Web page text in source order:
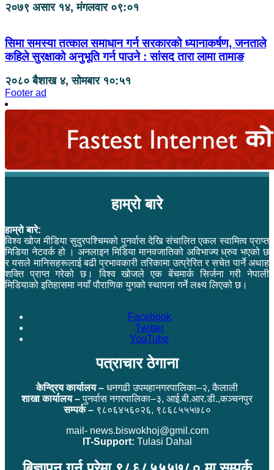
२०७९ असार १४, मंगलवार ०९:०१
सिमा समस्या तत्काल समाधान गर्न सरकारको ध्यानाकर्षण, जनताले
कहिले सुरक्षाको अनुभूति गर्न पाउने : सांसद तारा लामा तामाङ
२०८० बैशाख ४, सोमबार १०:५१
Footer ad
हाम्रो बारे
हाम्रो बारे:
विश्व खोज मीडिया सुदुरपश्चिमको पुनर्वास देखि संचालित एकल स्वामित्व प्राप्त
मिडिया नेटवर्क हो । अनलाइन मिडिया मानवजातिको अविभाज्य ध्रुव भएको छ
र यसले मानिसहरूलाई बढी प्रभावकारी तरिकामा उत्प्रेरित र सचेत पार्ने अथाह
शक्ति प्राप्त गरेको छ। विश्व खोजले एक बेंचमार्क सिर्जना गरी नेपाली
मिडियाको इतिहासमा नयाँ पौराणिक युगको स्थापना गर्ने लक्ष्य लिएको छ।
Facebook
Twitter
YouTube
पत्राचार ठेगाना
केन्द्रिय कार्यालय – धनगढी उपमहानगरपालिका–२, कैलाली
शाखा कार्यालय –पुनर्वास नगरपालिका–३, आई.बी.आर.डी.,कञ्चनपुर
सम्पर्क –९८०६४५६०२६, ९८६८५५५७८०
mail- news.biswokhoj@gmil.com
IT-Support: Tulasi Dahal